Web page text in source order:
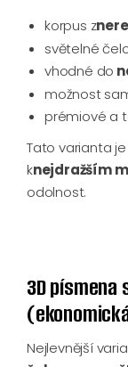
korpus z
světelné
vhodné do
možnost
prémiové a
Tato varianta
knejdražším
odolnost.
3D písmena
Nejlevnější